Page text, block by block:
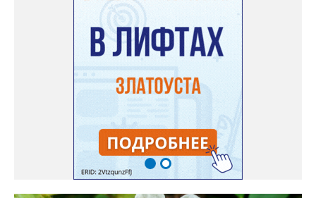
Только она хорошо зимует без укрытия. Всхожесть оказалась
на удивление хорошей: из пяти семян из каждой пачки четыре
взошли даже без стратификации. После покупки (по весне)
садовод советует сразу убрать семена в холодильник на два
месяца, а место посадки - мульчировать мелкой корой. Семена
самосевом в ней отлично прорастают. Если иногда срезать
сухие цветы и стряхивать семена вокруг куртины, лаванда
весной прорастет сама. Ещё один секрет – этот символ
Прованса не любит «вкусную» почву. Добавляйте в посадочную
яму гравий и песок – требуется хороший дренаж. В первый год
Екатерина рекомендует цветы убирать, чтобы силы куста
пошли на наращивание корневой системы. А со второго года
пусть лаванда цветёт во всю силу! Фото: Екатерина Бойко,
специально для «Златоуст.инфо». Обсуждение новости здесь
ВКОНТАКТЕ https://vk.com/newszlatoust74